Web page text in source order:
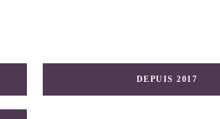
DEPUIS 2017